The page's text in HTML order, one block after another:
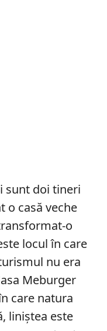
sunt doi tineri
o casă veche
o
locul în care
nu era
Meburger
care natura
liniștea este